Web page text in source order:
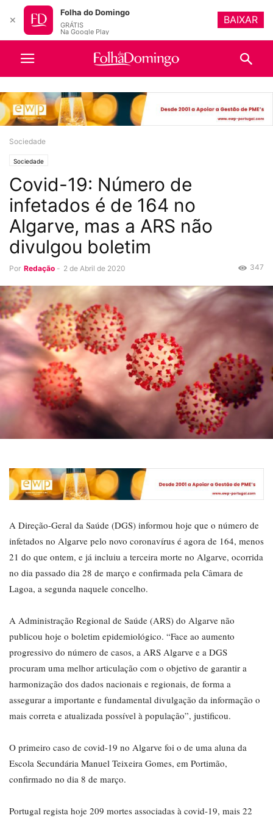
Sociedade
Sociedade
Covid-19: Número de
infetados é de 164 no
Algarve, mas a ARS não
divulgou boletim
Por Redação - 2 de Abril de 2020 347
A Direção-Geral da Saúde (DGS) informou hoje que o número de
infetados no Algarve pelo novo coronavírus é agora de 164, menos
21 do que ontem, e já incluiu a terceira morte no Algarve, ocorrida
no dia passado dia 28 de março e confirmada pela Câmara de
Lagoa, a segunda naquele concelho.
A Administração Regional de Saúde (ARS) do Algarve não
publicou hoje o boletim epidemiológico. “Face ao aumento
progressivo do número de casos, a ARS Algarve e a DGS
procuram uma melhor articulação com o objetivo de garantir a
harmonização dos dados nacionais e regionais, de forma a
assegurar a importante e fundamental divulgação da informação o
mais correta e atualizada possível à população”, justificou.
O primeiro caso de covid-19 no Algarve foi o de uma aluna da
Escola Secundária Manuel Teixeira Gomes, em Portimão,
confirmado no dia 8 de março.
Portugal regista hoje 209 mortes associadas à covid-19, mais 22
✕
Folha do Domingo
GRÁTIS
Na Google Play
BAIXAR